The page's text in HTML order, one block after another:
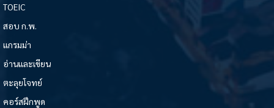
TOEIC
สอบ ก.พ.
แกรมม่า
อ่านและเขียน
ตะลุยโจทย์
คอร์สฝึกพูด